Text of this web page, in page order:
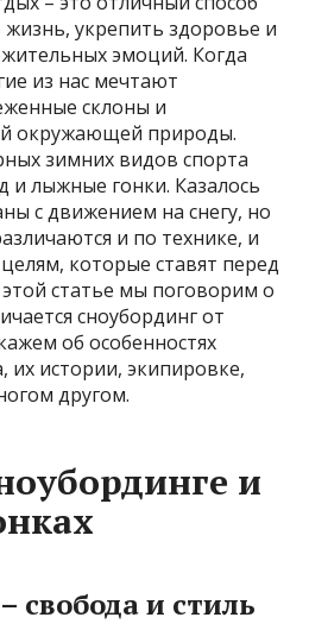
укрепить здоровье и
эмоций. Когда
из нас мечтают
склоны и
окружающей природы.
зимних видов спорта
и лыжные гонки. Казалось
с движением на снегу, но
и по технике, и
которые ставят перед
статье мы поговорим о
сноубординг от
об особенностях
их истории, экипировке,
другом.
и
свобода и стиль